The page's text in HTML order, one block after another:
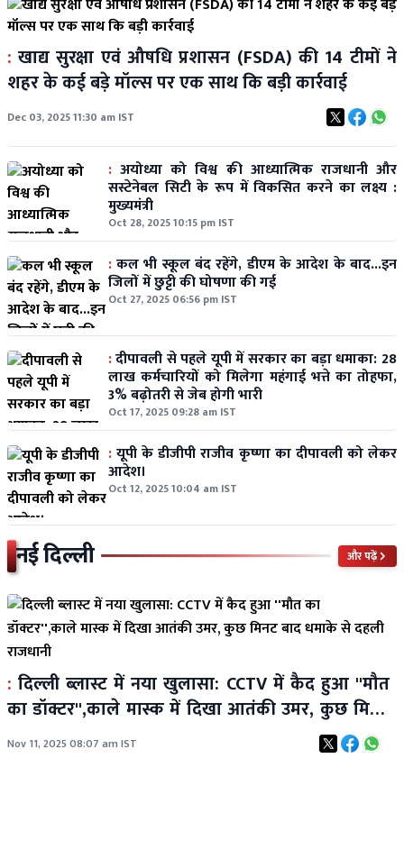
: खाद्य सुरक्षा एवं औषधि प्रशासन (FSDA) की 14 टीमों ने
शहर के कई बड़े मॉल्स पर एक साथ कि बड़ी कार्रवाई
Dec 03, 2025 11:30 am IST
: अयोध्या को विश्व की आध्यात्मिक राजधानी और
सस्टेनेबल सिटी के रूप में विकसित करने का लक्ष्य :
मुख्यमंत्री
Oct 28, 2025 10:15 pm IST
:कल भी स्कूल बंद रहेंगे, डीएम के आदेश के बाद...इन
जिलों में छुट्टी की घोषणा की गई
Oct 27, 2025 06:56 pm IST
:दीपावली से पहले यूपी में सरकार का बड़ा धमाका: 28
लाख कर्मचारियों को मिलेगा महंगाई भत्ते का तोहफा,
3% बढ़ोतरी से जेब होगी भारी
Oct 17, 2025 09:28 am IST
:यूपी के डीजीपी राजीव कृष्णा का दीपावली को लेकर
आदेश।
Oct 12, 2025 10:04 am IST
नई दिल्ली और पढ़ें
: दिल्ली ब्लास्ट में नया खुलासा: CCTV में कैद हुआ ''मौत
का डॉक्टर'',काले मास्क में दिखा आतंकी उमर, कुछ मिनट
बाद धमाके से दहली राजधानी
Nov 11, 2025 08:07 am IST